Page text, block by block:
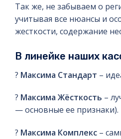
Так же, не забываем о
учитывая все нюансы и
жесткости, содержание
В линейке наших
? Максима Стандарт –
? Максима Жёсткость –
— основные ее признаки).
? Максима Комплекс –